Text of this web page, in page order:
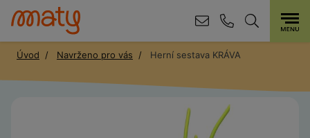
Úvod Navrženo pro vás Herní sestava KRÁVA